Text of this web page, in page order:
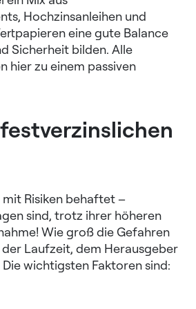
Hochzinsanleihen und
eine gute Balance
Sicherheit bilden. Alle
hier zu einem passiven
Risiken behaftet –
sind, trotz ihrer höheren
Wie groß die Gefahren
Laufzeit, dem Herausgeber
wichtigsten Faktoren sind: